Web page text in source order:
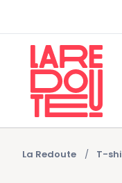
La Redoute T-